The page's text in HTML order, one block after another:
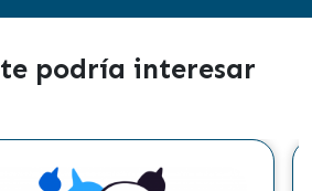
podría interesar